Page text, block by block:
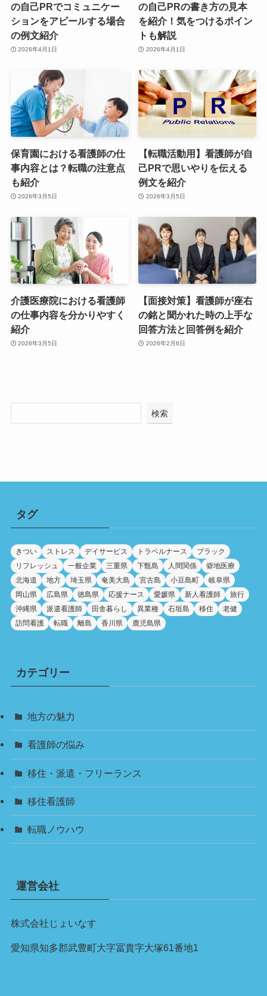
の自己PRでコミュニケー
ションをアピールする場合
の例文紹介
2026年4月1日
の自己PRの書き方の見本
を紹介！気をつけるポイン
トも解説
2026年4月1日
保育園における看護師の仕
事内容とは？転職の注意点
も紹介
2026年3月5日
【転職活動用】看護師が自
己PRで思いやりを伝える
例文を紹介
2026年3月5日
介護医療院における看護師
の仕事内容を分かりやすく
紹介
2026年3月5日
【面接対策】看護師が座右
の銘と聞かれた時の上手な
回答方法と回答例を紹介
2026年2月6日
検索
タグ
きつい ストレス デイサービス トラベルナース
ブラック
リフレッシュ
一般企業 三重県 下甑島 人間関係
僻地医療
北海道
地方 埼玉県 奄美大島 宮古島 小豆島町
岐阜県
岡山県
広島県 徳島県 応援ナース 愛媛県 新人看護師
旅行
沖縄県
派遣看護師 田舎暮らし 異業種 石垣島 移住
老健
訪問看護
転職 離島 香川県 鹿児島県
カテゴリー
地方の魅力
看護師の悩み
移住・派遣・フリーランス
移住看護師
転職ノウハウ
運営会社
株式会社じょいなす
愛知県知多郡武豊町大字冨貴字大塚61番地1